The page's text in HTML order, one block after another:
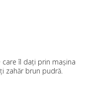
îl dați prin mașina
zahăr brun pudră.